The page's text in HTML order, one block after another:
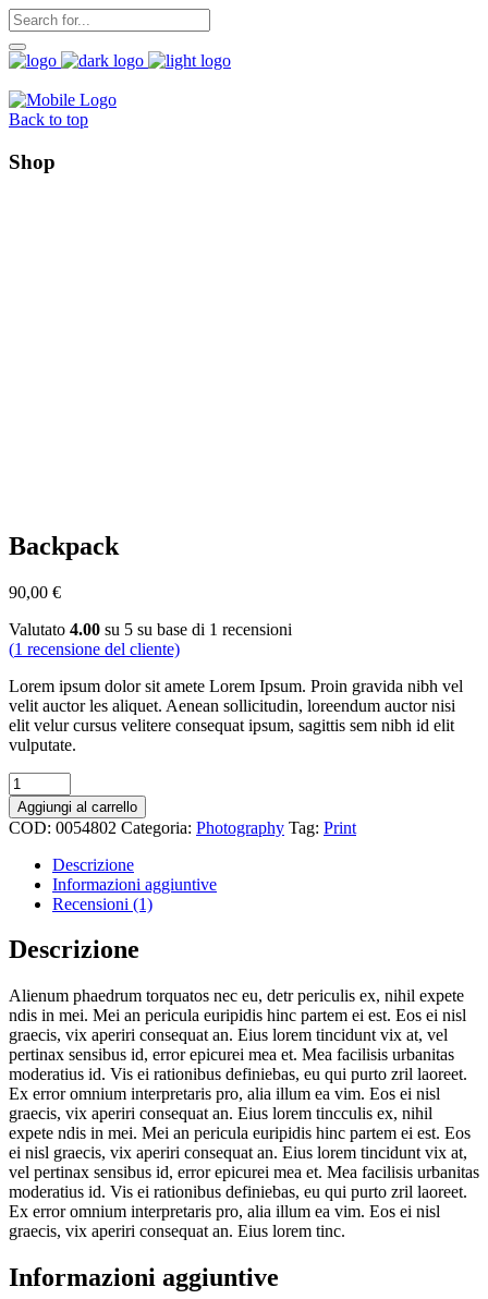
Back to top
Shop
Backpack
90,00 €
Valutato 4.00 su 5 su base di 1 recensioni
(1 recensione del cliente)
Lorem ipsum dolor sit amete Lorem Ipsum. Proin gravida nibh vel
velit auctor les aliquet. Aenean sollicitudin, loreendum auctor nisi
elit velur cursus velitere consequat ipsum, sagittis sem nibh id elit
vulputate.
Backpack
quantity
Aggiungi al carrello
COD: 0054802 Categoria: Photography Tag: Print
Descrizione
Informazioni aggiuntive
Recensioni (1)
Descrizione
Alienum phaedrum torquatos nec eu, detr periculis ex, nihil expete
ndis in mei. Mei an pericula euripidis hinc partem ei est. Eos ei nisl
graecis, vix aperiri consequat an. Eius lorem tincidunt vix at, vel
pertinax sensibus id, error epicurei mea et. Mea facilisis urbanitas
moderatius id. Vis ei rationibus definiebas, eu qui purto zril laoreet.
Ex error omnium interpretaris pro, alia illum ea vim. Eos ei nisl
graecis, vix aperiri consequat an. Eius lorem tincculis ex, nihil
expete ndis in mei. Mei an pericula euripidis hinc partem ei est. Eos
ei nisl graecis, vix aperiri consequat an. Eius lorem tincidunt vix at,
vel pertinax sensibus id, error epicurei mea et. Mea facilisis urbanitas
moderatius id. Vis ei rationibus definiebas, eu qui purto zril laoreet.
Ex error omnium interpretaris pro, alia illum ea vim. Eos ei nisl
graecis, vix aperiri consequat an. Eius lorem tinc.
Informazioni aggiuntive